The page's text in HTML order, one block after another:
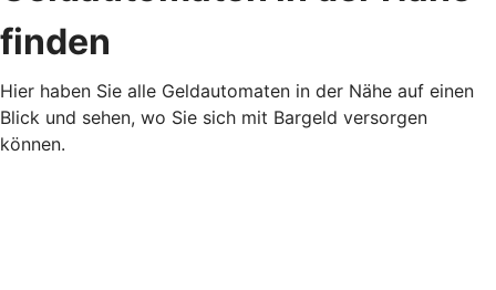
finden
Hier haben Sie alle Geldautomaten in der Nähe auf einen
Blick und sehen, wo Sie sich mit Bargeld versorgen
können.